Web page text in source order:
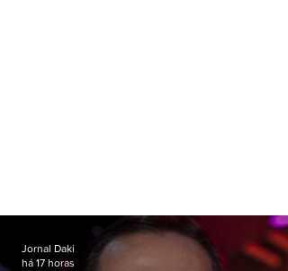
Jornal Daki
há 17 horas